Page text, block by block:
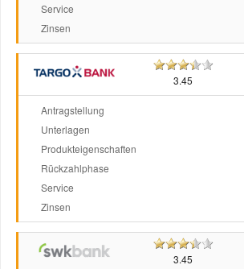
Service
Zinsen
3.45
Antragstellung
Unterlagen
Produkteigenschaften
Rückzahlphase
Service
Zinsen
3.45